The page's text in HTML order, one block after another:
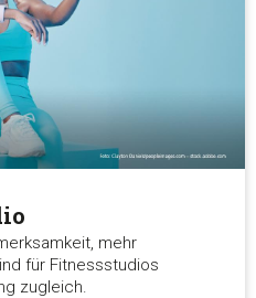
mehr
für Fitnessstudios
zugleich.